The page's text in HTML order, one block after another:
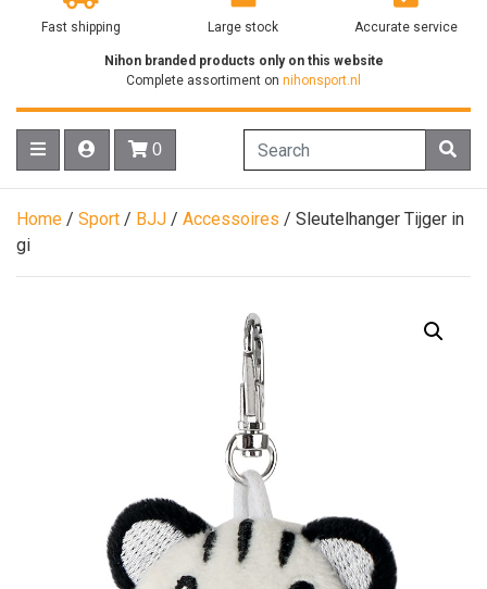
Fast shipping Large stock Accurate service
Nihon branded products only on this website
Complete assortiment on nihonsport.nl
0
Home / Sport / BJJ / Accessoires / Sleutelhanger Tijger in
gi